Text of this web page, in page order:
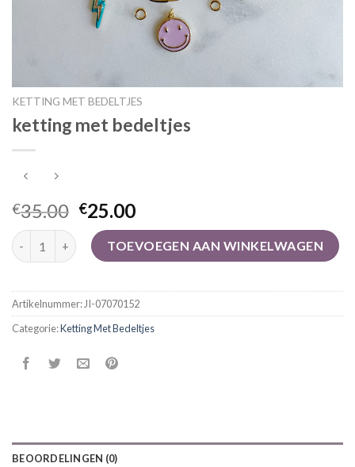
KETTING MET BEDELTJES
ketting met bedeltjes
€35.00 €25.00
ketting met bedeltjes aantalTOEVOEGEN AAN WINKELWAGEN
Artikelnummer:JI-07070152
Categorie:Ketting Met Bedeltjes
BEOORDELINGEN (0)